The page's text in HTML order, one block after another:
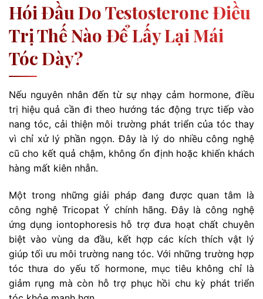
Hói Đầu Do Testosterone Điều
Trị Thế Nào Để Lấy Lại Mái
Tóc Dày?
Nếu nguyên nhân đến từ sự nhạy cảm hormone, điều
trị hiệu quả cần đi theo hướng tác động trực tiếp vào
nang tóc, cải thiện môi trường phát triển của tóc thay
vì chỉ xử lý phần ngọn. Đây là lý do nhiều công nghệ
cũ cho kết quả chậm, không ổn định hoặc khiến khách
hàng mất kiên nhẫn.
Một trong những giải pháp đang được quan tâm là
công nghệ Tricopat Ý chính hãng. Đây là công nghệ
ứng dụng iontophoresis hỗ trợ đưa hoạt chất chuyên
biệt vào vùng da đầu, kết hợp các kích thích vật lý
giúp tối ưu môi trường nang tóc. Với những trường hợp
tóc thưa do yếu tố hormone, mục tiêu không chỉ là
giảm rụng mà còn hỗ trợ phục hồi chu kỳ phát triển